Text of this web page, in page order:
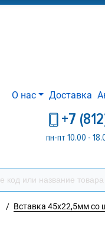
О нас Доставка
+7
пн-пт 10.00 -
/ Вставка 45х22,5мм со